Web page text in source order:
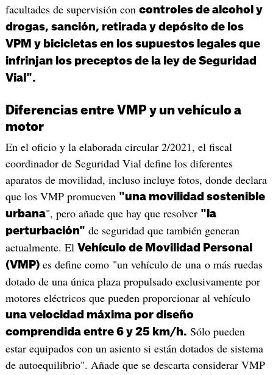
facultades de supervisión con controles de alcohol y
drogas, sanción, retirada y depósito de los
VPM y bicicletas en los supuestos legales que
infrinjan los preceptos de la ley de Seguridad
Vial".
Diferencias entre VMP y un vehículo a
motor
En el oficio y la elaborada circular 2/2021, el fiscal
coordinador de Seguridad Vial define los diferentes
aparatos de movilidad, incluso incluye fotos, donde declara
que los VMP promueven "una movilidad sostenible
urbana", pero añade que hay que resolver "la
perturbación" de seguridad que también generan
actualmente. El Vehículo de Movilidad Personal
(VMP)es define como "un vehículo de una o más ruedas
dotado de una única plaza propulsado exclusivamente por
motores eléctricos que pueden proporcionar al vehículo
una velocidad máxima por diseño
comprendida entre 6 y 25 km/h. Sólo pueden
estar equipados con un asiento si están dotados de sistema
de autoequilibrio". Añade que se descarta considerar VMP